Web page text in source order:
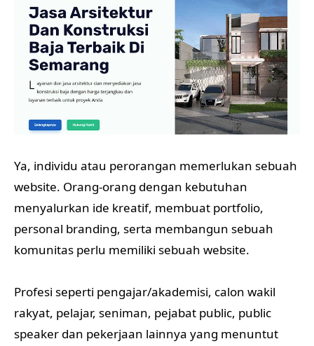
Ya, individu atau perorangan memerlukan sebuah
website. Orang-orang dengan kebutuhan
menyalurkan ide kreatif, membuat portfolio,
personal branding, serta membangun sebuah
komunitas perlu memiliki sebuah website.
Profesi seperti pengajar/akademisi, calon wakil
rakyat, pelajar, seniman, pejabat public, public
speaker dan pekerjaan lainnya yang menuntut